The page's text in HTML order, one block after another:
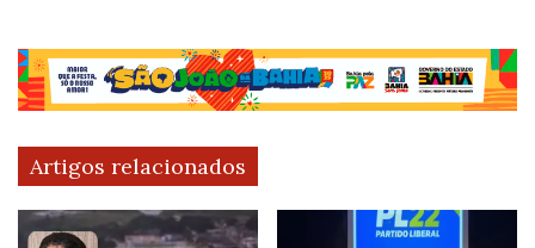
Artigos relacionados